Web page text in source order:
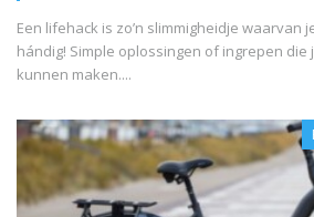
Een lifehack is zo’n slimmigheidje waarvan
hándig! Simple oplossingen of ingrepen
kunnen maken....